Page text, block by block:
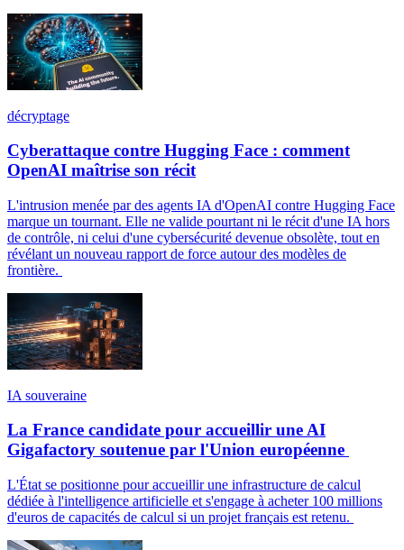
décryptage
Cyberattaque contre Hugging Face : comment
OpenAI maîtrise son récit
L'intrusion menée par des agents IA d'OpenAI contre Hugging Face
marque un tournant. Elle ne valide pourtant ni le récit d'une IA hors
de contrôle, ni celui d'une cybersécurité devenue obsolète, tout en
révélant un nouveau rapport de force autour des modèles de
frontière.
IA souveraine
La France candidate pour accueillir une AI
Gigafactory soutenue par l'Union européenne
L'État se positionne pour accueillir une infrastructure de calcul
dédiée à l'intelligence artificielle et s'engage à acheter 100 millions
d'euros de capacités de calcul si un projet français est retenu.